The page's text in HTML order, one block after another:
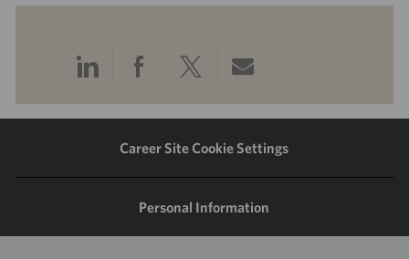
Share
via
LinkedIn
Share
via
Facebook
Share
via
twitter
Share
via
email
Career Site Cookie Settings
Personal Information